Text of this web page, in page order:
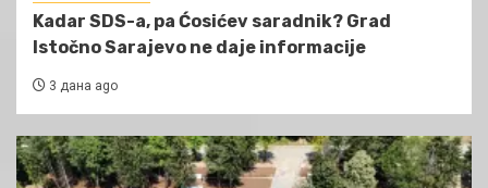
Kadar SDS-a, pa Ćosićev saradnik? Grad
Istočno Sarajevo ne daje informacije
3 дана ago